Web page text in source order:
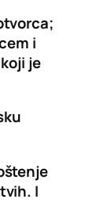
i
je
I